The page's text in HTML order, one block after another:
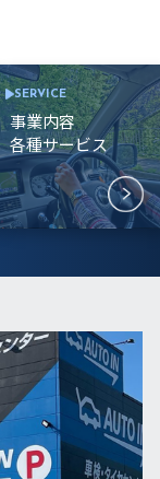
SERVICE
事業内容
各種サービス